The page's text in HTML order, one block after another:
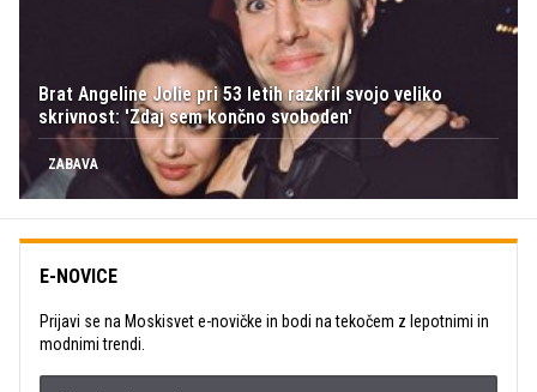
Brat Angeline Jolie pri 53 letih razkril svojo veliko
skrivnost: 'Zdaj sem končno svoboden'
ZABAVA
E-NOVICE
Prijavi se na Moskisvet e-novičke in bodi na tekočem z lepotnimi in
modnimi trendi.